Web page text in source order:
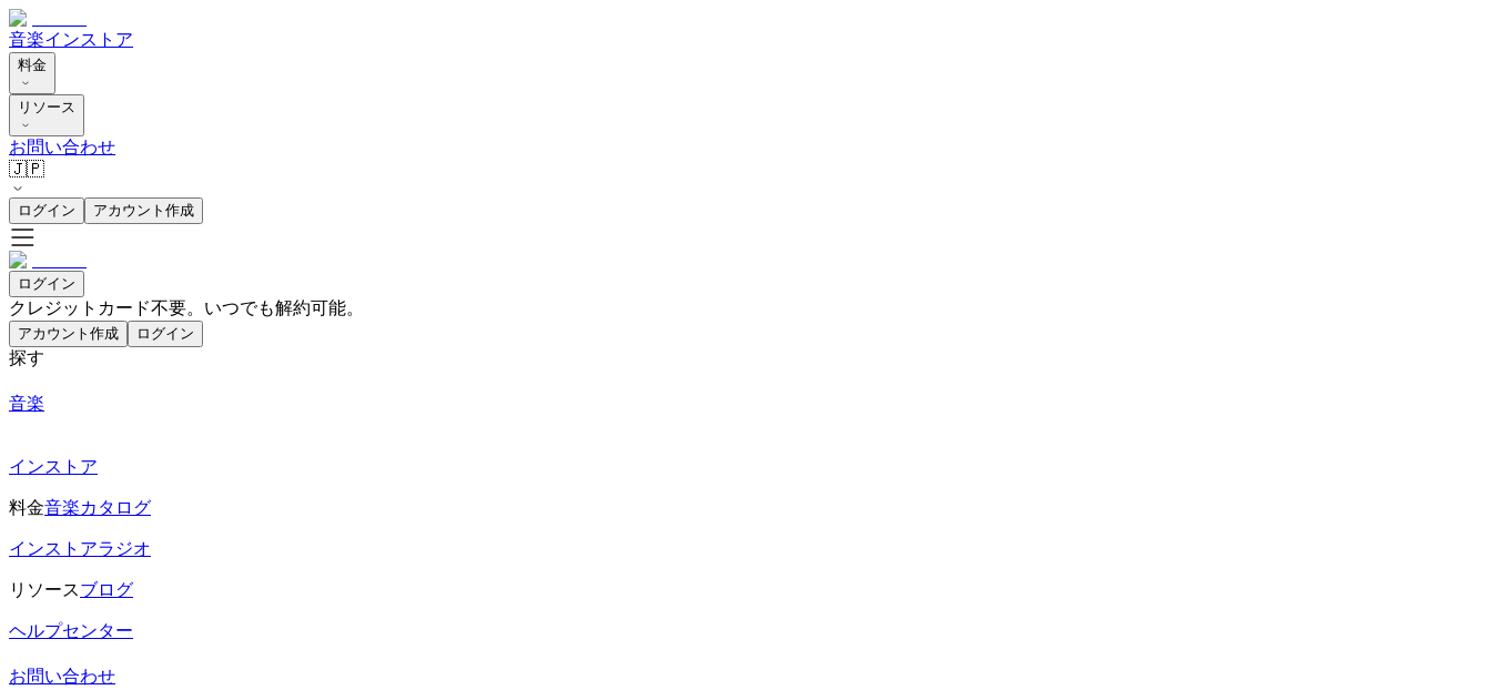
音楽インストア
料金
リソース
お問い合わせ
🇯🇵
ログイン アカウント作成
ログイン
クレジットカード不要。いつでも解約可能。
アカウント作成 ログイン
探す
音楽
インストア
料金音楽カタログ
インストアラジオ
リソースブログ
ヘルプセンター
お問い合わせ